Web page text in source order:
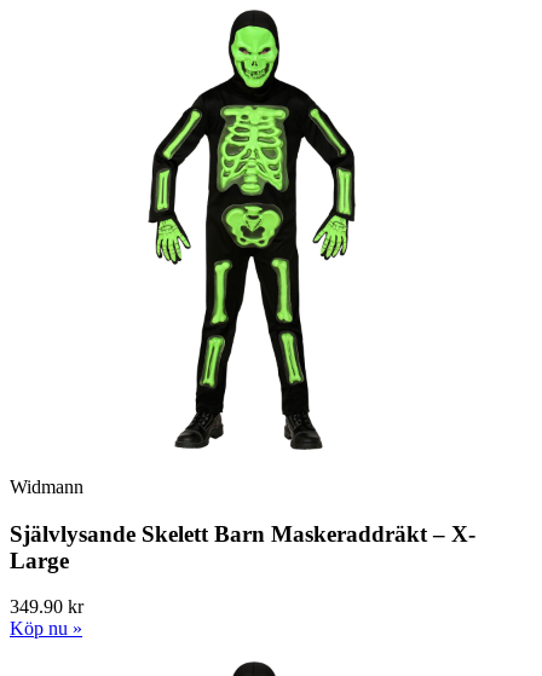
Widmann
Självlysande Skelett Barn Maskeraddräkt – X-
Large
349.90 kr
Köp nu »